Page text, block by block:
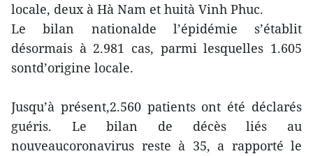
locale, deux à Hà Nam et huità Vinh Phuc.
Le bilan nationalde l’épidémie s’établit
désormais à 2.981 cas, parmi lesquelles 1.605
sontd’origine locale.
Jusqu’à présent,2.560 patients ont été déclarés
guéris. Le bilan de décès liés au
nouveaucoronavirus reste à 35, a rapporté le